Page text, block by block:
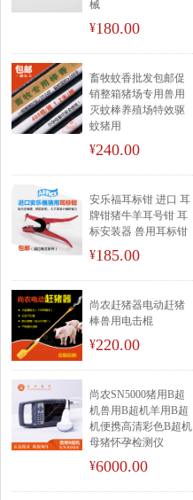
械
¥180.00
畜牧蚊香批发包邮促
销整箱猪场专用兽用
灭蚊棒养殖场特效驱
蚊猪用
¥240.00
安乐福耳标钳 进口 耳
牌钳猪牛羊耳号钳 耳
标安装器 兽用耳标钳
¥185.00
尚农赶猪器电动赶猪
棒兽用电击棍
¥220.00
尚农SN5000猪用B超
机兽用B超机羊用B超
机便携高清彩色B超机
母猪怀孕检测仪
¥6000.00